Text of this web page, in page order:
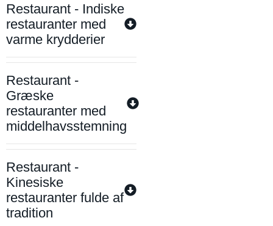
Restaurant - Indiske
restauranter med
varme krydderier
Restaurant -
Græske
restauranter med
middelhavsstemning
Restaurant -
Kinesiske
restauranter fulde af
tradition